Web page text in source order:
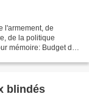
l'armement, de
de la politique
mémoire: Budget de
blindés